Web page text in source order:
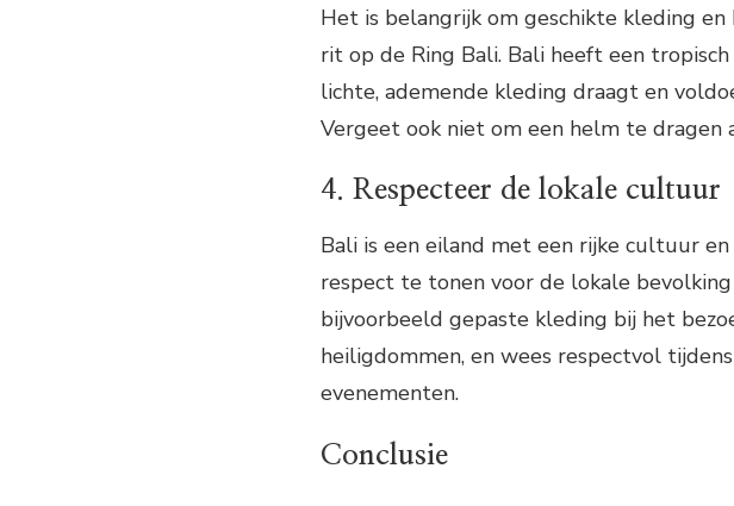
Het is belangrijk om geschikte kleding
rit op de Ring Bali. Bali heeft een
lichte, ademende kleding draagt en
Vergeet ook niet om een ​​helm te dragen
4. Respecteer de lokale cultuur
Bali is een eiland met een rijke cultuur
respect te tonen voor de lokale
bijvoorbeeld gepaste kleding bij het
heiligdommen, en wees respectvol
evenementen.
Conclusie